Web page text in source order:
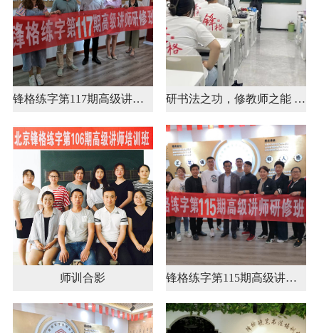
锋格练字第117期高级讲师培训 研书法之功，修教师之能 | 锋格练字第223期全国高级讲师培训班启动报名！
师训合影 锋格练字第115期高级讲师培训